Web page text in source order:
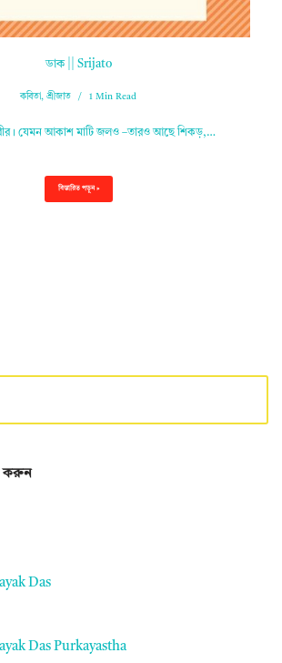
ডাক || Srijato
কবিতা, শ্রীজাত 1 Min Read
যেমন আকাশ মাটি জলও –তারও আছে শিকড়,…
বিস্তারিত পড়ুন »
করুন
Das
Das Purkayastha